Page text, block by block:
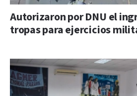
Autorizaron por DNU el
tropas para ejercicios